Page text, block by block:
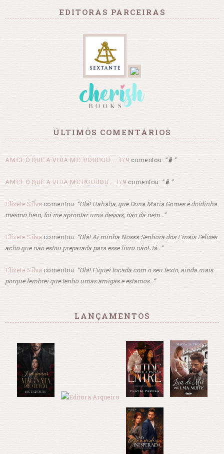
EDITORAS PARCEIRAS
ÚLTIMOS COMENTÁRIOS
AMEI. O QUE A VIDA ME. ROUBOU. ... 179 comentou: “🧳”
AMEI. O QUE A VIDA ME ROUBOU ... 179 comentou: “🧳”
Elizete Silvacomentou: “Olá! Hahaha, que Dona Maria Gomes é doidinha
mesmo hein, foi me aprontar uma dessas, não dá nem…”
Elizete Silva comentou: “Olá! Ai minha Nossa Senhora dos Finais Felizes
acho que não estou preparada para esse livro não! Já…”
Elizete Silvacomentou: “Olá! Fiquei tocada com o seu texto, ainda mais
porque lembrei que tenho umas amigas e estamos…”
LANÇAMENTOS